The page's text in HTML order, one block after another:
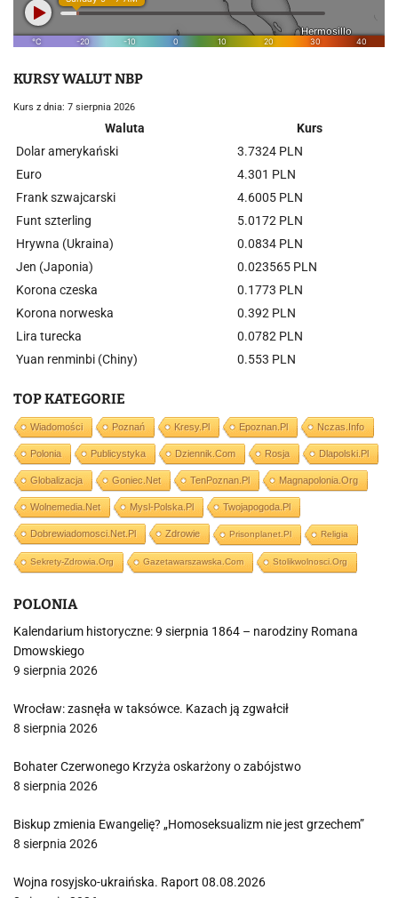
KURSY WALUT NBP
Kurs z dnia: 7 sierpnia 2026
Waluta
Kurs
Dolar amerykański
3.7324 PLN
Euro
4.301 PLN
Frank szwajcarski
4.6005 PLN
Funt szterling
5.0172 PLN
Hrywna (Ukraina)
0.0834 PLN
Jen (Japonia)
0.023565 PLN
Korona czeska
0.1773 PLN
Korona norweska
0.392 PLN
Lira turecka
0.0782 PLN
Yuan renminbi (Chiny)
0.553 PLN
TOP KATEGORIE
Wiadomości Poznań Kresy.pl Epoznan.pl Nczas.info
Polonia Publicystyka Dziennik.com Rosja Dlapolski.pl
Globalizacja Goniec.net TenPoznan.pl Magnapolonia.org
Wolnemedia.net Mysl-Polska.pl Twojapogoda.pl
Dobrewiadomosci.net.pl Zdrowie Prisonplanet.pl Religia
Sekrety-Zdrowia.org Gazetawarszawska.com Stolikwolnosci.org
POLONIA
Kalendarium historyczne: 9 sierpnia 1864 – narodziny Romana
Dmowskiego
9 sierpnia 2026
Wrocław: zasnęła w taksówce. Kazach ją zgwałcił
8 sierpnia 2026
Bohater Czerwonego Krzyża oskarżony o zabójstwo
8 sierpnia 2026
Biskup zmienia Ewangelię? „Homoseksualizm nie jest grzechem”
8 sierpnia 2026
Wojna rosyjsko-ukraińska. Raport 08.08.2026